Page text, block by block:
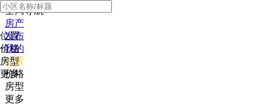
全局导航
房产
发布
我的
位置
价格
房型
更多
位置
价格
房型
更多